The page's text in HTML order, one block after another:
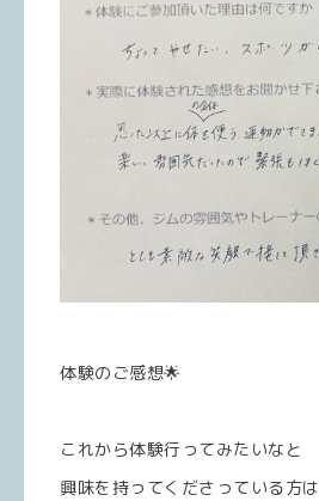
体験のご感想🌟
これから体験行ってみたいなと
興味を持ってくださっている方は